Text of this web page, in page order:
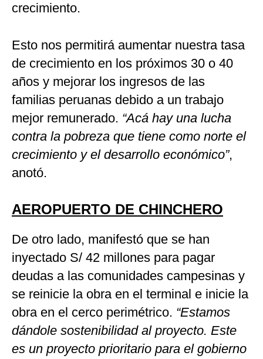
crecimiento.
Esto nos permitirá aumentar nuestra tasa
de crecimiento en los próximos 30 o 40
años y mejorar los ingresos de las
familias peruanas debido a un trabajo
mejor remunerado. “Acá hay una lucha
contra la pobreza que tiene como norte el
crecimiento y el desarrollo económico”,
anotó.
AEROPUERTO DE CHINCHERO
De otro lado, manifestó que se han
inyectado S/ 42 millones para pagar
deudas a las comunidades campesinas y
se reinicie la obra en el terminal e inicie la
obra en el cerco perimétrico. “Estamos
dándole sostenibilidad al proyecto. Este
es un proyecto prioritario para el gobierno